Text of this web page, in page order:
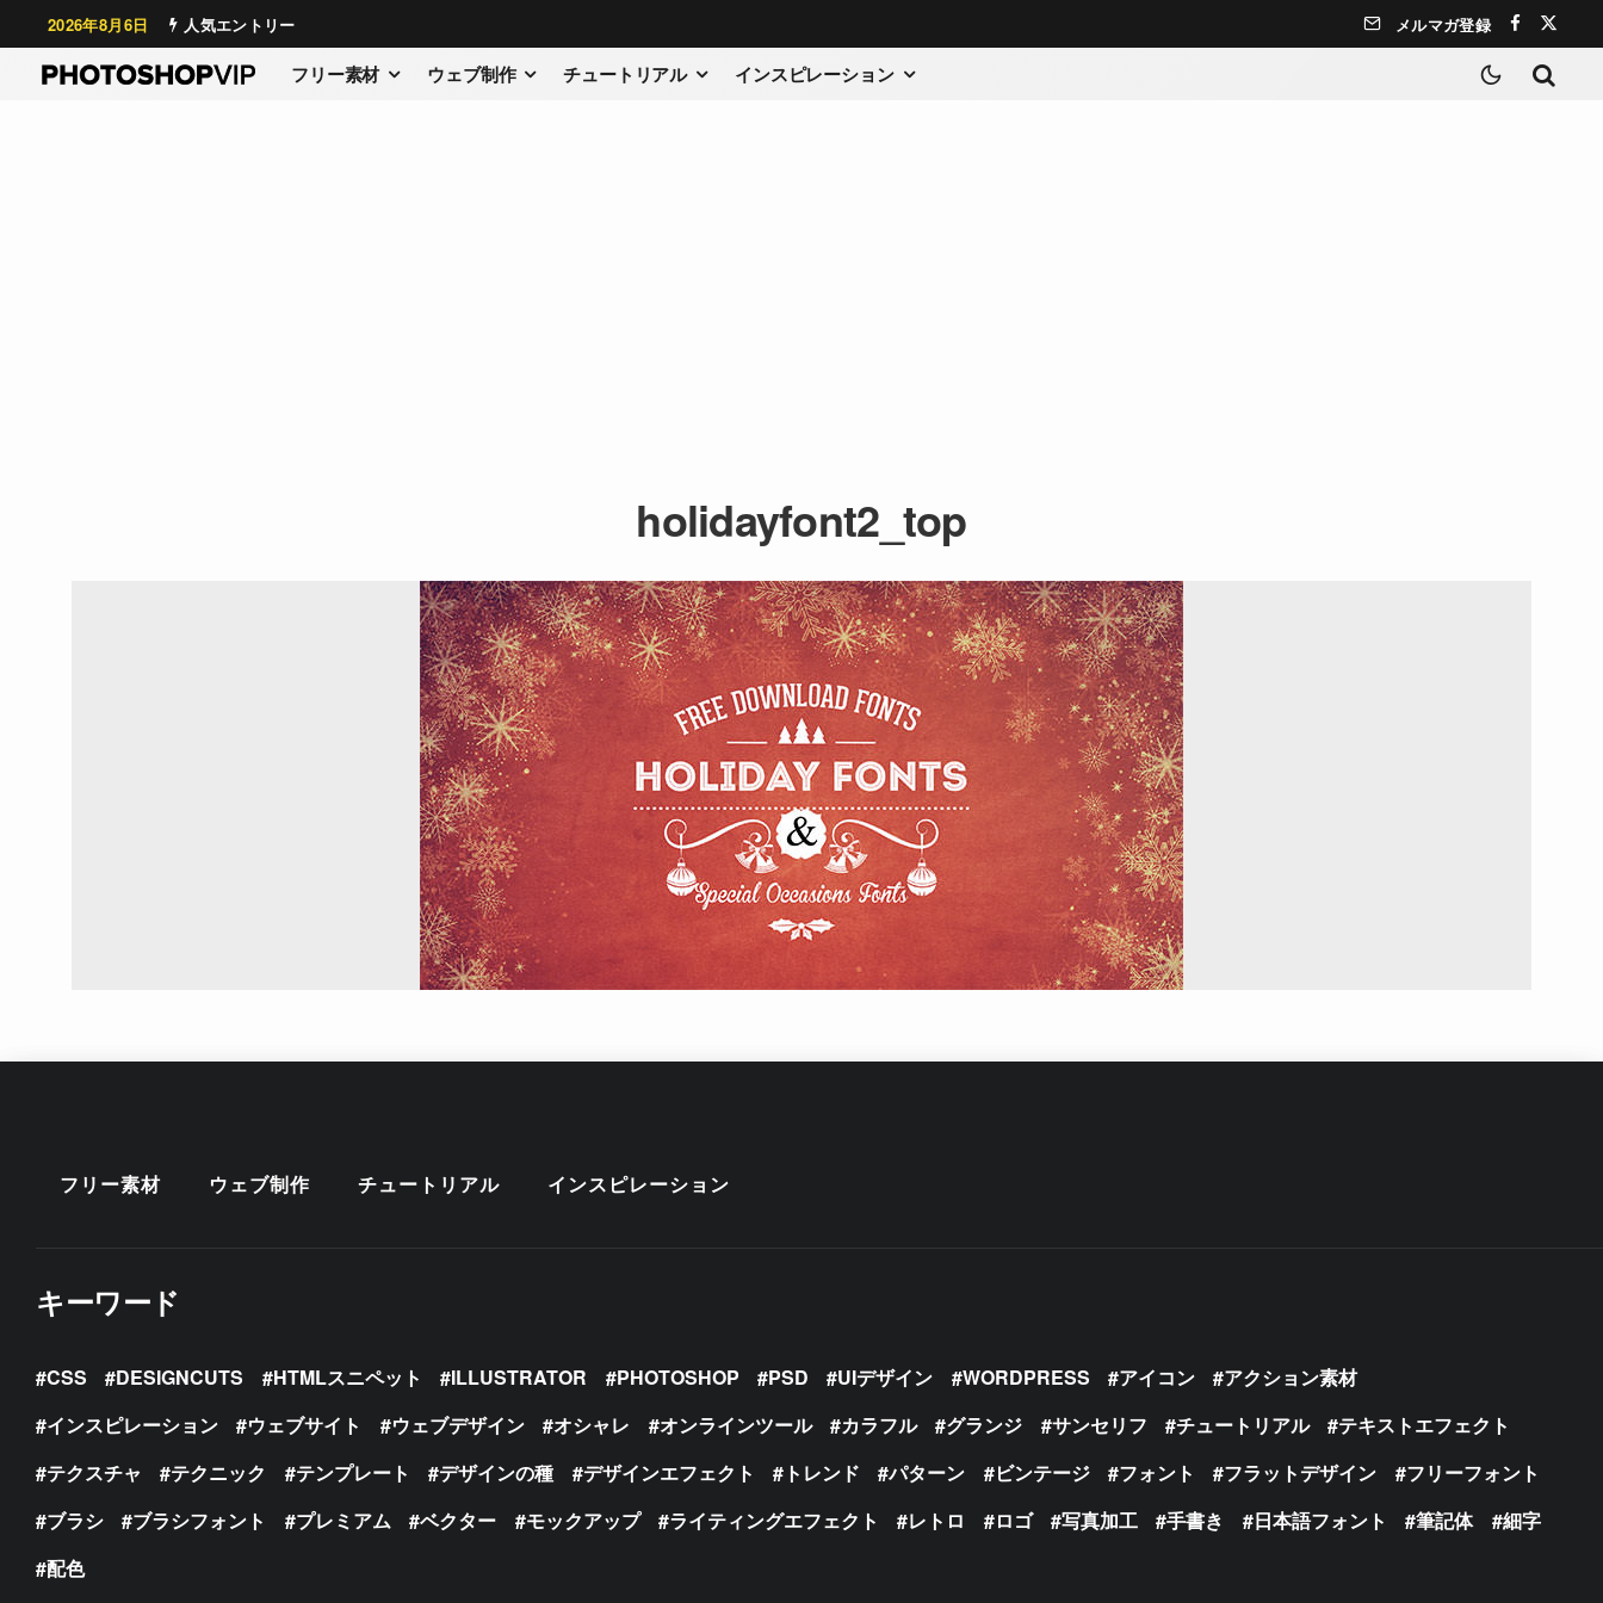
2026年8月6日 人気エントリー メルマガ登録
フリー素材 ウェブ制作 チュートリアル インスピレーション
holidayfont2_top
フリー素材 ウェブ制作 チュートリアル インスピレーション
キーワード
CSS DESIGNCUTS HTMLスニペット ILLUSTRATOR PHOTOSHOP PSD UIデザイン WORDPRESS アイコン
アクション素材
インスピレーション
ウェブサイト ウェブデザイン オシャレ オンラインツール カラフル グランジ サンセリフ チュートリアル
テキストエフェクト
テクスチャ
テクニック テンプレート デザインの種 デザインエフェクト トレンド パターン ビンテージ フォント フラットデザイン
フリーフォント
ブラシ
ブラシフォント プレミアム ベクター モックアップ ライティングエフェクト レトロ ロゴ 写真加工 手書き 日本語フォント 筆記体
細字
配色